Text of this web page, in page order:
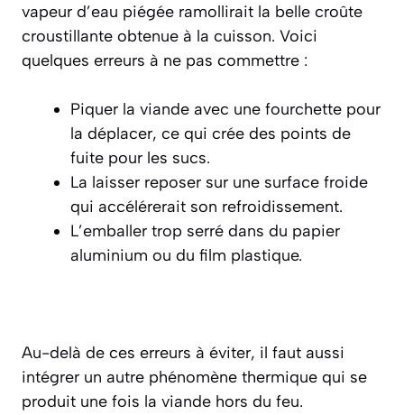
vapeur d’eau piégée ramollirait la belle croûte
croustillante obtenue à la cuisson. Voici
quelques erreurs à ne pas commettre :
Piquer la viande avec une fourchette pour
la déplacer, ce qui crée des points de
fuite pour les sucs.
La laisser reposer sur une surface froide
qui accélérerait son refroidissement.
L’emballer trop serré dans du papier
aluminium ou du film plastique.
Au-delà de ces erreurs à éviter, il faut aussi
intégrer un autre phénomène thermique qui se
produit une fois la viande hors du feu.